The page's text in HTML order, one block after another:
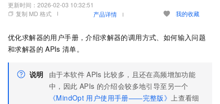
更新时间： 2026-02-03 10:32:51
复制 MD 格式
产品详情 我的收藏
优化求解器的用户手册，介绍求解器的调用方式、如何输入问题
和求解器的 APIs 清单。
说明 由于本软件 APIs 比较多，且还在高频增加功能
中，因此 APIs 的介绍会较多地引导至另一个
《MindOpt 用户使用手册——完整版》上查看细